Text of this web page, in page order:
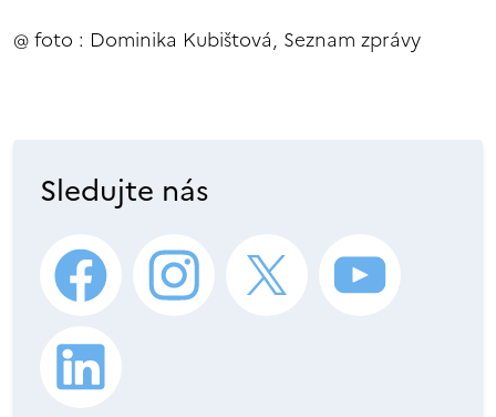
@ foto : Dominika Kubištová, Seznam zprávy
Sledujte nás